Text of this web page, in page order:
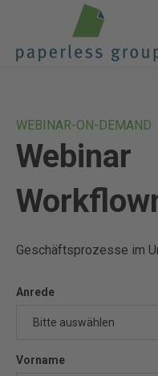
WEBINAR-ON-DEMAND
Webinar
Geschäftsprozesse im
Anrede
Vorname